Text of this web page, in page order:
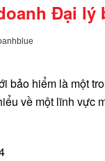
Đại lý
bảo hiểm là một
về một lĩnh vực